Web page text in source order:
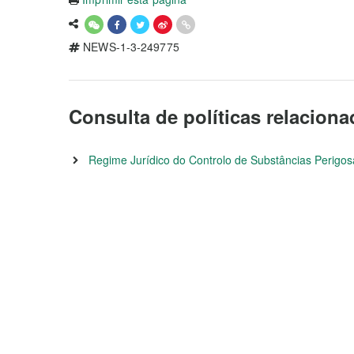
NEWS-1-3-249775
Consulta de políticas
Regime Jurídico do Controlo de Substâncias